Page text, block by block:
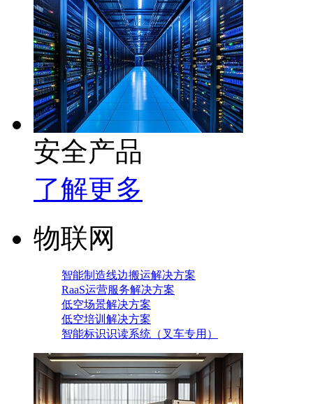
安全产品
了解更多
物联网
智能制造线边搬运解决方案
RaaS运营服务解决方案
低空场景解决方案
低空培训解决方案
智能标识识读系统（叉车专用）